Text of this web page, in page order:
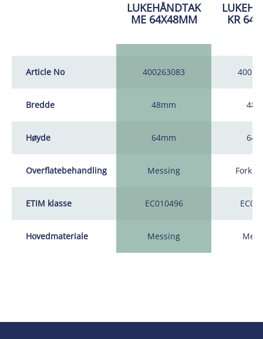
Article No
Bredde
Høyde
Overflatebehandling
ETIM klasse
Hovedmateriale
LUKEHÅNDTAK
ME 64X48MM
400263083
48mm
64mm
Messing
EC010496
Messing
KR